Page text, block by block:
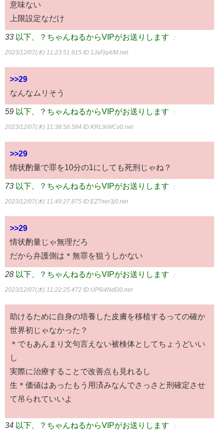
意味ない
上限設定なだけ
33 以下、？ちゃんねるからVIPがお送りします ：
2023/12/07(木) 11:23:51.915 ID:1JaFjq4/M.net
>>29
なんなムリそう
59 以下、？ちゃんねるからVIPがお送りします ：
2023/12/07(木) 11:38:58.584 ID:KRL9iWCv0.net
>>29
情状酌量で罪を10分の1にしても死刑じゃね？
73 以下、？ちゃんねるからVIPがお送りします ：
2023/12/07(木) 11:49:27.875 ID:EZ7ner3j0.net
>>29
情状酌量じゃ無理だろ
だから弁護側は＊無罪を狙うしかない
28 以下、？ちゃんねるからVIPがお送りします ：
2023/12/07(木) 11:22:25.472 ID:UP6i4NdD0.net
助けるために自身の培養した皮膚を移植するっての確か
世界初じゃなかった？
＊でもあんまり文句言えない被検体としてちょうどいい
し
実際に治療することで改善点も見れるし
生＊価値はあったもう用済みなんでさっさと刑確定させ
て吊られていいよ
34 以下、？ちゃんねるからVIPがお送りします ：